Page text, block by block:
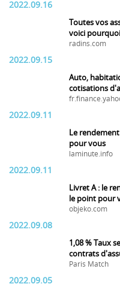
2022.09.16
Toutes vos
voici pourquoi
radins.com
2022.09.15
Auto,
cotisations
2022.09.11
Le
pour vous
laminute.info
2022.09.11
Livret A : le
le point pour
objeko.com
2022.09.08
1,08 % Taux
contrats
Paris Match
2022.09.05